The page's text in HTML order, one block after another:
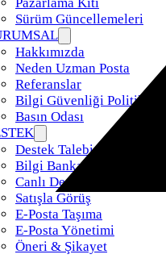
Pazarlama Kiti
Sürüm Güncellemeleri
Hakkımızda
Neden Uzman Posta
Referanslar
Bilgi Güvenliği Politikamız
Basın Odası
Destek Talebi
Bilgi Bankası
Canlı Destek
Satışla Görüş
E-Posta Taşıma
E-Posta Yönetimi
Öneri & Şikayet